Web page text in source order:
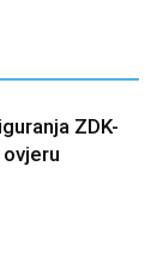
ZDK-